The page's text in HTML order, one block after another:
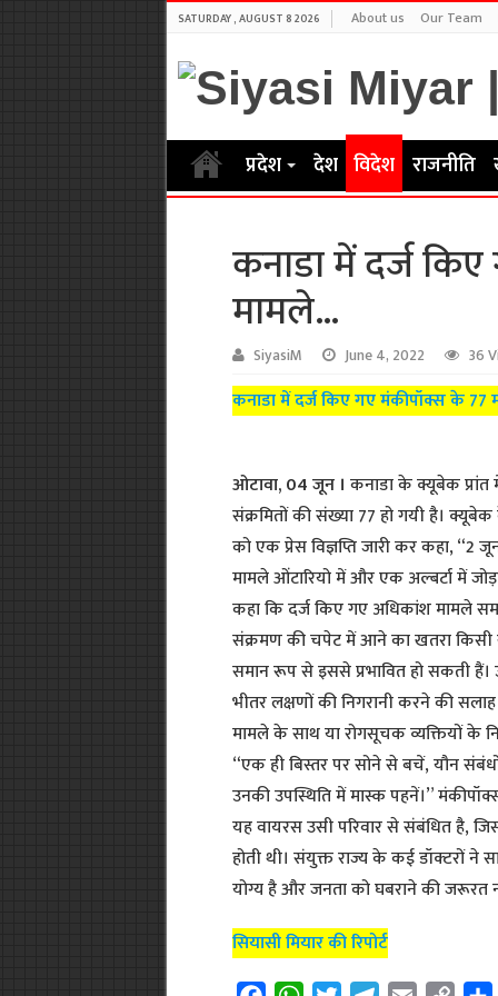
SATURDAY , AUGUST 8 2026 About us Our Team
प्रदेश देश विदेश राजनीति
कनाडा में दर्ज
मामले…
SiyasiM June 4, 2022 36
कनाडा में दर्ज किए गए मंकीपॉक्स के 77
ओटावा, 04 जून । कनाडा के क्यूबेक
संक्रमितों की संख्या 77 हो गयी है। क्यूबेक
को एक प्रेस विज्ञप्ति जारी कर कहा,
मामले ओंटारियो में और एक अल्बर्टा में
कहा कि दर्ज किए गए अधिकांश मामले
संक्रमण की चपेट में आने का खतरा किसी
समान रूप से इससे प्रभावित हो सकती हैं।
भीतर लक्षणों की निगरानी करने की
मामले के साथ या रोगसूचक व्यक्तियों के
“एक ही बिस्तर पर सोने से बचें, यौन
उनकी उपस्थिति में मास्क पहनें।”
यह वायरस उसी परिवार से संबंधित है,
होती थी। संयुक्त राज्य के कई डॉक्टरों ने
योग्य है और जनता को घबराने की जरूरत
सियासी मियार की रिपोर्ट